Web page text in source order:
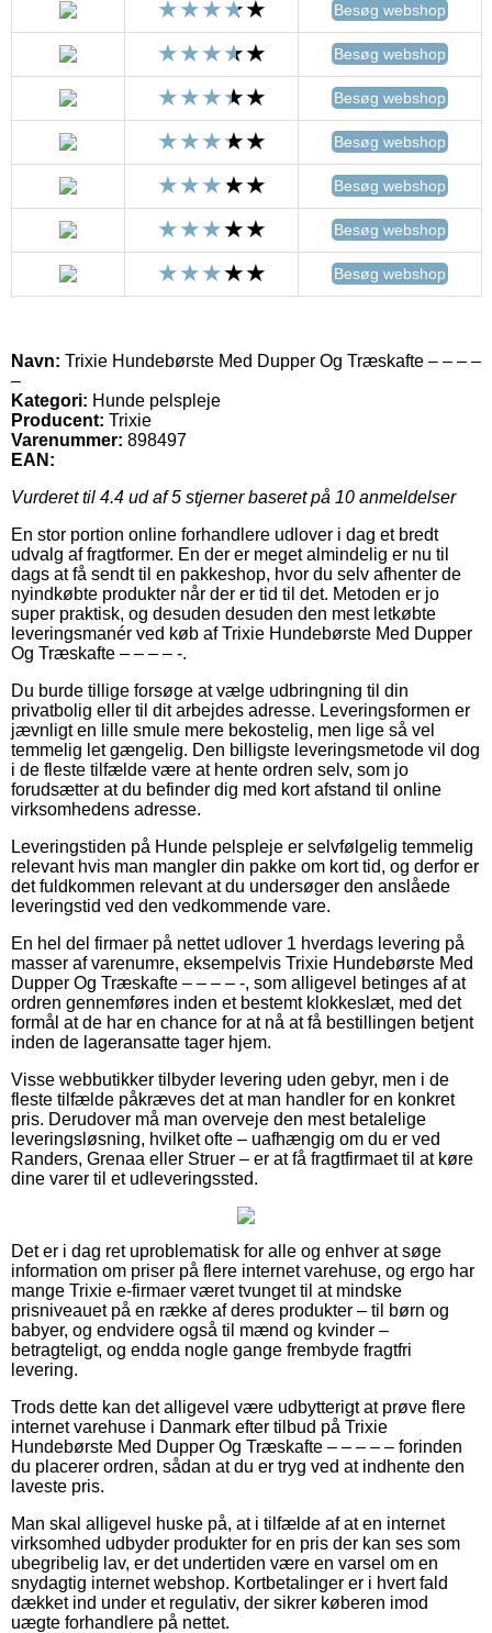
Besøg webshop
Besøg webshop
Besøg webshop
Besøg webshop
Besøg webshop
Besøg webshop
Besøg webshop
Navn: Trixie Hundebørste Med Dupper Og Træskafte – – – –
–
Kategori: Hunde pelspleje
Producent: Trixie
Varenummer: 898497
EAN:
Vurderet til 4.4 ud af 5 stjerner baseret på 10 anmeldelser
En stor portion online forhandlere udlover i dag et bredt
udvalg af fragtformer. En der er meget almindelig er nu til
dags at få sendt til en pakkeshop, hvor du selv afhenter de
nyindkøbte produkter når der er tid til det. Metoden er jo
super praktisk, og desuden desuden den mest letkøbte
leveringsmanér ved køb af Trixie Hundebørste Med Dupper
Og Træskafte – – – – -.
Du burde tillige forsøge at vælge udbringning til din
privatbolig eller til dit arbejdes adresse. Leveringsformen er
jævnligt en lille smule mere bekostelig, men lige så vel
temmelig let gængelig. Den billigste leveringsmetode vil dog
i de fleste tilfælde være at hente ordren selv, som jo
forudsætter at du befinder dig med kort afstand til online
virksomhedens adresse.
Leveringstiden på Hunde pelspleje er selvfølgelig temmelig
relevant hvis man mangler din pakke om kort tid, og derfor er
det fuldkommen relevant at du undersøger den anslåede
leveringstid ved den vedkommende vare.
En hel del firmaer på nettet udlover 1 hverdags levering på
masser af varenumre, eksempelvis Trixie Hundebørste Med
Dupper Og Træskafte – – – – -, som alligevel betinges af at
ordren gennemføres inden et bestemt klokkeslæt, med det
formål at de har en chance for at nå at få bestillingen betjent
inden de lageransatte tager hjem.
Visse webbutikker tilbyder levering uden gebyr, men i de
fleste tilfælde påkræves det at man handler for en konkret
pris. Derudover må man overveje den mest betalelige
leveringsløsning, hvilket ofte – uafhængig om du er ved
Randers, Grenaa eller Struer – er at få fragtfirmaet til at køre
dine varer til et udleveringssted.
Det er i dag ret uproblematisk for alle og enhver at søge
information om priser på flere internet varehuse, og ergo har
mange Trixie e-firmaer været tvunget til at mindske
prisniveauet på en række af deres produkter – til børn og
babyer, og endvidere også til mænd og kvinder –
betragteligt, og endda nogle gange frembyde fragtfri
levering.
Trods dette kan det alligevel være udbytterigt at prøve flere
internet varehuse i Danmark efter tilbud på Trixie
Hundebørste Med Dupper Og Træskafte – – – – – forinden
du placerer ordren, sådan at du er tryg ved at indhente den
laveste pris.
Man skal alligevel huske på, at i tilfælde af at en internet
virksomhed udbyder produkter for en pris der kan ses som
ubegribelig lav, er det undertiden være en varsel om en
snydagtig internet webshop. Kortbetalinger er i hvert fald
dækket ind under et regulativ, der sikrer køberen imod
uægte forhandlere på nettet.